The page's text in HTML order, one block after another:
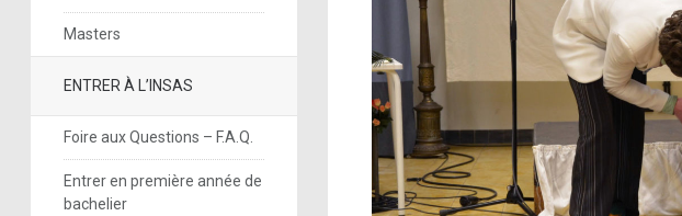
Masters
ENTRER À L’INSAS
Foire aux Questions – F.A.Q.
Entrer en première année de
bachelier